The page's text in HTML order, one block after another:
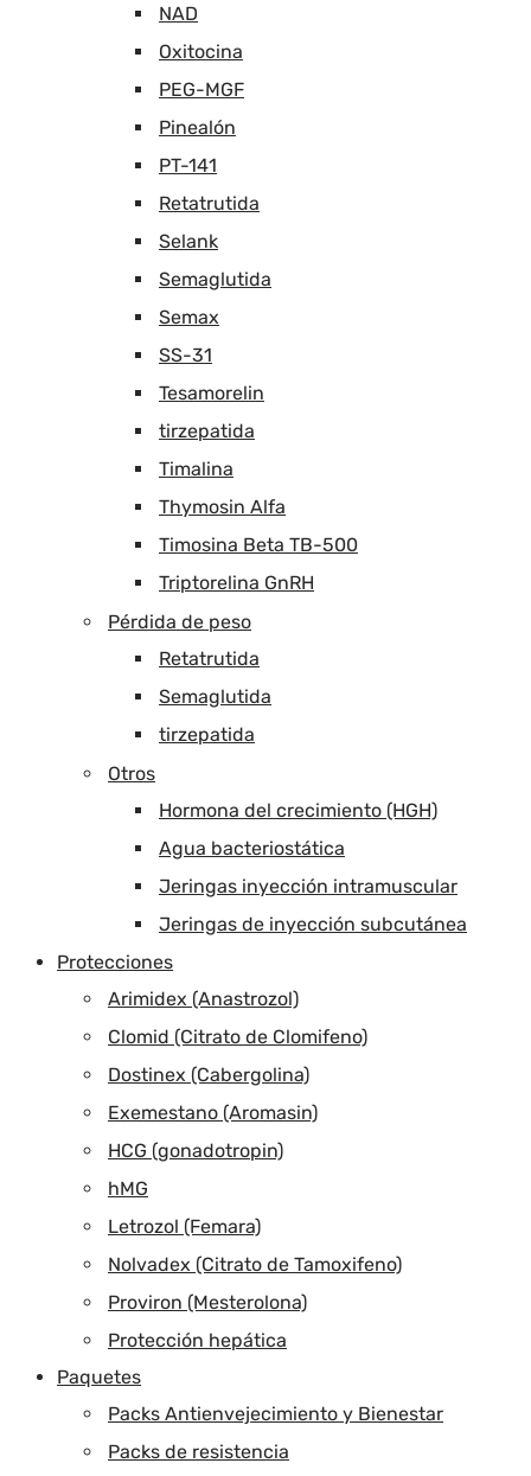
NAD
Oxitocina
PEG-MGF
Pinealón
PT-141
Retatrutida
Selank
Semaglutida
Semax
SS-31
Tesamorelin
tirzepatida
Timalina
Thymosin Alfa
Timosina Beta TB-500
Triptorelina GnRH
Pérdida de peso
Retatrutida
Semaglutida
tirzepatida
Otros
Hormona del crecimiento (HGH)
Agua bacteriostática
Jeringas inyección intramuscular
Jeringas de inyección subcutánea
Protecciones
Arimidex (Anastrozol)
Clomid (Citrato de Clomifeno)
Dostinex (Cabergolina)
Exemestano (Aromasin)
HCG (gonadotropin)
hMG
Letrozol (Femara)
Nolvadex (Citrato de Tamoxifeno)
Proviron (Mesterolona)
Protección hepática
Paquetes
Packs Antienvejecimiento y Bienestar
Packs de resistencia